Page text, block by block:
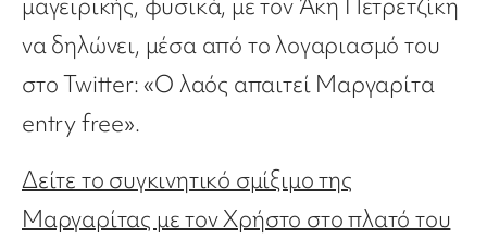
να δηλώνει, μέσα από το λογαριασμό του
στο Twitter: «Ο λαός απαιτεί Μαργαρίτα
entry free».
Δείτε το συγκινητικό σμίξιμο της
Μαργαρίτας με τον Χρήστο στο πλατό του